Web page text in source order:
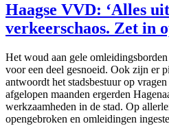
Haagse VVD: ‘Alles
verkeerschaos. Zet in
Het woud aan gele
voor een deel gesnoeid. Ook zijn er
antwoordt het stadsbestuur op
afgelopen maanden ergerden
werkzaamheden in de stad. Op
opengebroken en omleidingen